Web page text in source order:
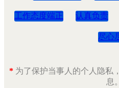
工作态度端正 认真负责
尽心
* 为了保护当事人的个人隐私
息。